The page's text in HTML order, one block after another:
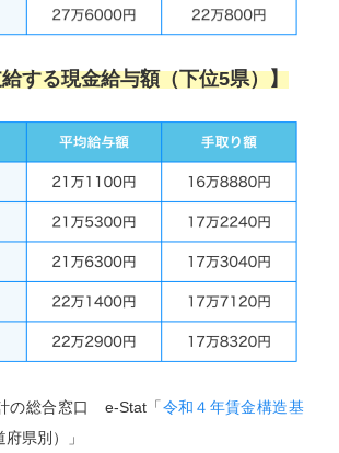
給する現金給与額（下位5県）】
の総合窓口 e-Stat「令和４年賃金構造基
府県別）」